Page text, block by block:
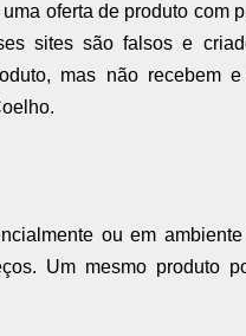
oferta de produto com
sites são falsos e
mas não recebem
ou em
Um mesmo produto